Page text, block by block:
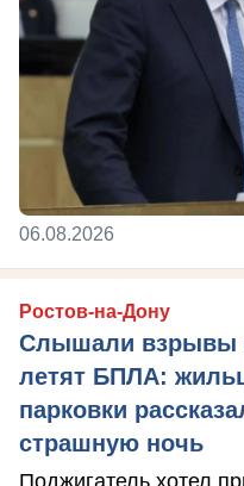
06.08.2026
Ростов-на-Дону
Слышали взрывы
летят БПЛА:
парковки
страшную ночь
Поджигатель хотел